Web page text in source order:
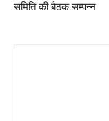
समिति की बैठक सम्पन्न